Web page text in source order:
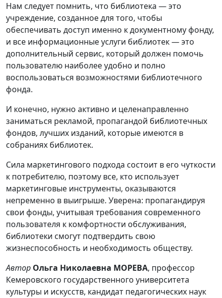
Нам следует помнить, что библиотека — это
учреждение, созданное для того, чтобы
обеспечивать доступ именно к документному фонду,
и все информационные услуги библиотек — это
дополнительный сервис, который должен помочь
пользователю наиболее удобно и полно
воспользоваться возможностями библиотечного
фонда.
И конечно, нужно активно и целенаправленно
заниматься рекламой, пропагандой библиотечных
фондов, лучших изданий, которые имеются в
собраниях библиотек.
Сила маркетингового подхода состоит в его чуткости
к потребителю, поэтому все, кто использует
маркетинговые инструменты, оказываются
непременно в выигрыше. Уверена: пропагандируя
свои фонды, учитывая требования современного
пользователя к комфортности обслуживания,
библиотеки смогут подтвердить свою
жизнеспособность и необходимость обществу.
Автор Ольга Николаевна МОРЕВА, профессор
Кемеровского государственного университета
культуры и искусств, кандидат педагогических наук